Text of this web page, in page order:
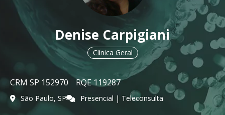
Denise Carpigiani
Clínica Geral
CRM SP 152970 RQE 119287
São Paulo, SP Presencial | Teleconsulta